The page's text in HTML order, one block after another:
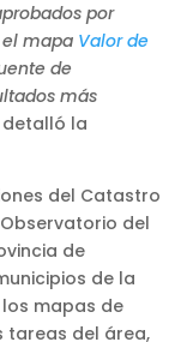
por
el mapa Valor de
de
más
detalló la
del Catastro
del
de
de la
mapas de
tareas del área,